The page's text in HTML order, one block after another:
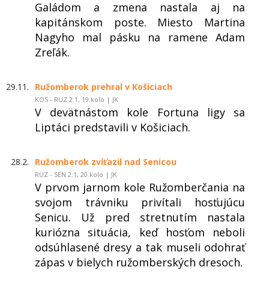
Galádom a zmena nastala aj na
kapitánskom poste. Miesto Martina
Nagyho mal pásku na ramene Adam
Zreľák.
29.11. Ružomberok prehral v Košiciach
KOS - RUZ 2:1, 19.kolo | JK
V devätnástom kole Fortuna ligy sa
Liptáci predstavili v Košiciach.
28.2. Ružomberok zvíťazil nad Senicou
RUZ - SEN 2:1, 20.kolo | JK
V prvom jarnom kole Ružomberčania na
svojom trávniku privítali hosťujúcu
Senicu. Už pred stretnutím nastala
kuriózna situácia, keď hosťom neboli
odsúhlasené dresy a tak museli odohrať
zápas v bielych ružomberských dresoch.